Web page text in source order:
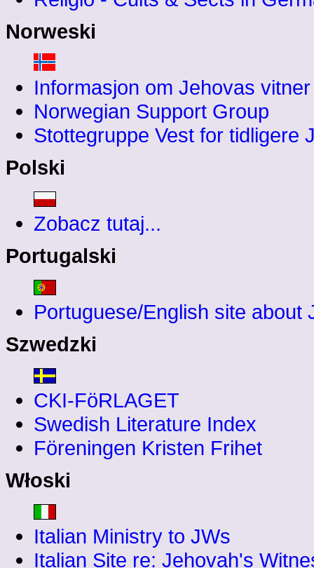
Norweski
Informasjon om Jehovas vitner
Norwegian Support Group
Stottegruppe Vest for tidligere
Polski
Zobacz tutaj...
Portugalski
Portuguese/English site about
Szwedzki
CKI-FöRLAGET
Swedish Literature Index
Föreningen Kristen Frihet
Włoski
Italian Ministry to JWs
Italian Site re: Jehovah's